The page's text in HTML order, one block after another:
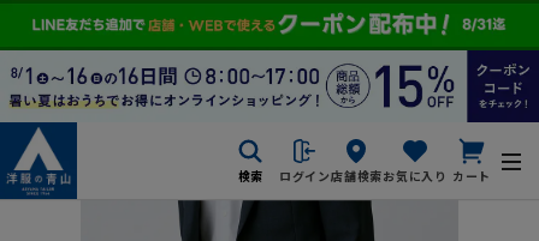
検索 ログイン店舗検索お気に入り カート